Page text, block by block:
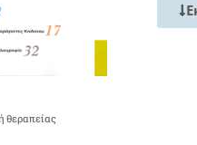
θεραπείας